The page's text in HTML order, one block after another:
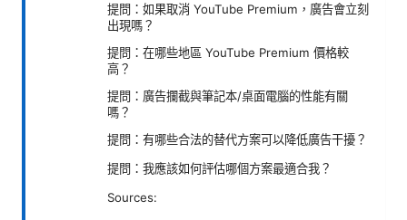
提問：如果取消 YouTube Premium，廣告會立刻
出現嗎？
提問：在哪些地區 YouTube Premium 價格較
高？
提問：廣告攔截與筆記本/桌面電腦的性能有關
嗎？
提問：有哪些合法的替代方案可以降低廣告干擾？
提問：我應該如何評估哪個方案最適合我？
Sources: